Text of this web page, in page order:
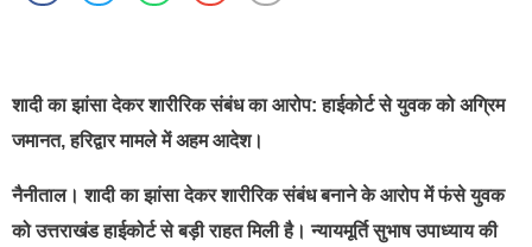
शादी का झांसा देकर शारीरिक संबंध का आरोप: हाईकोर्ट से युवक को अग्रिम
जमानत, हरिद्वार मामले में अहम आदेश।
नैनीताल। शादी का झांसा देकर शारीरिक संबंध बनाने के आरोप में फंसे युवक
को उत्तराखंड हाईकोर्ट से बड़ी राहत मिली है। न्यायमूर्ति सुभाष उपाध्याय की